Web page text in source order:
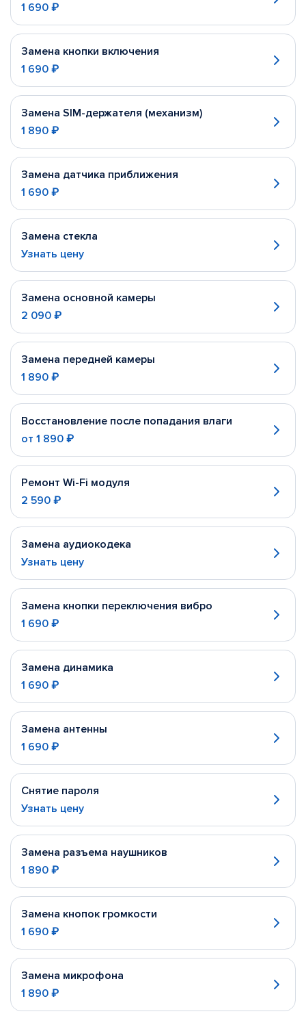
1 690 ₽
Замена кнопки включения
1 690 ₽
Замена SIM-держателя (механизм)
1 890 ₽
Замена датчика приближения
1 690 ₽
Замена стекла
Узнать цену
Замена основной камеры
2 090 ₽
Замена передней камеры
1 890 ₽
Восстановление после попадания влаги
от 1 890 ₽
Ремонт Wi-Fi модуля
2 590 ₽
Замена аудиокодека
Узнать цену
Замена кнопки переключения вибро
1 690 ₽
Замена динамика
1 690 ₽
Замена антенны
1 690 ₽
Снятие пароля
Узнать цену
Замена разъема наушников
1 890 ₽
Замена кнопок громкости
1 690 ₽
Замена микрофона
1 890 ₽